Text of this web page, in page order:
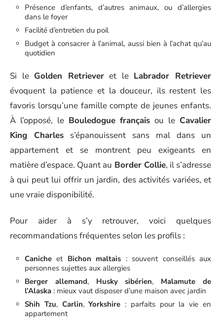
Présence d’enfants, d’autres animaux, ou d’allergies
dans le foyer
Facilité d’entretien du poil
Budget à consacrer à l’animal, aussi bien à l’achat qu’au
quotidien
Si le Golden Retrieveret le Labrador Retriever
évoquent la patience et la douceur, ils restent les
favoris lorsqu’une famille compte de jeunes enfants.
À l’opposé, le Bouledogue français ou le Cavalier
King Charles s’épanouissent sans mal dans un
appartement et se montrent peu exigeants en
matière d’espace. Quant au Border Collie, il s’adresse
à qui peut lui offrir un jardin, des activités variées, et
une vraie disponibilité.
Pour aider à s’y retrouver, voici quelques
recommandations fréquentes selon les profils :
Caniche et Bichon maltais : souvent conseillés aux
personnes sujettes aux allergies
Berger allemand, Husky sibérien, Malamute de
l’Alaska : mieux vaut disposer d’une maison avec jardin
Shih Tzu, Carlin,Yorkshire : parfaits pour la vie en
appartement